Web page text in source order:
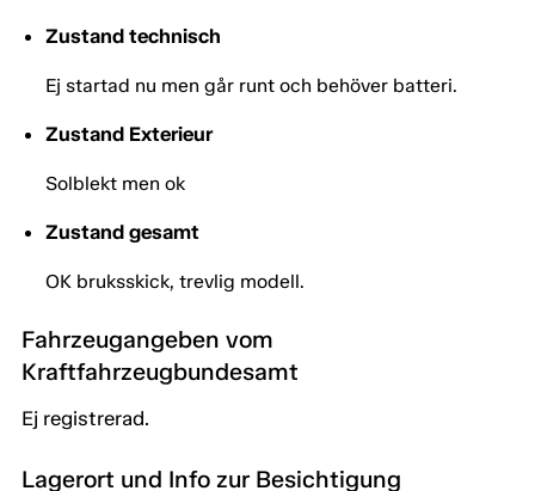
Zustand technisch
Ej startad nu men går runt och behöver batteri.
Zustand Exterieur
Solblekt men ok
Zustand gesamt
OK bruksskick, trevlig modell.
Fahrzeugangeben vom
Kraftfahrzeugbundesamt
Ej registrerad.
Lagerort und Info zur Besichtigung